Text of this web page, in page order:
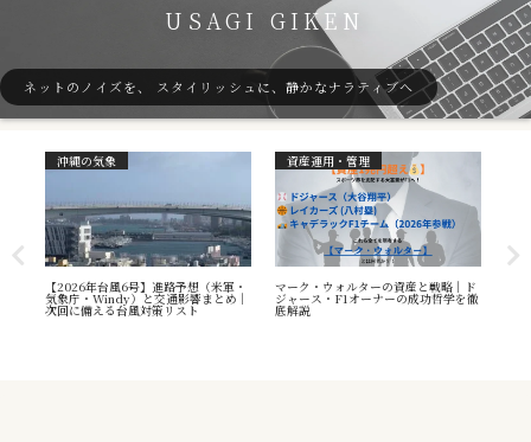
USAGI GIKEN
ネットのノイズを、 スタイリッシュに、静かなナラティブへ
沖縄の気象
【2026年台風6号】進路予想（米軍・
気象庁・Windy）と交通影響まとめ｜
次回に備える台風対策リスト
資産運用・管理
マーク・ウォルターの資産と戦略｜ド
ジャース・F1オーナーの成功哲学を徹
底解説